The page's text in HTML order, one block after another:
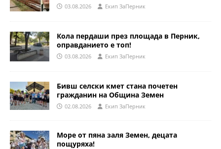
03.08.2026 Eкип ЗаПерник
Кола пердаши през площада в Перник,
оправданието е топ!
03.08.2026 Eкип ЗаПерник
Бивш селски кмет стана почетен
гражданин на Община Земен
02.08.2026 Eкип ЗаПерник
Море от пяна заля Земен, децата
пощуряха!